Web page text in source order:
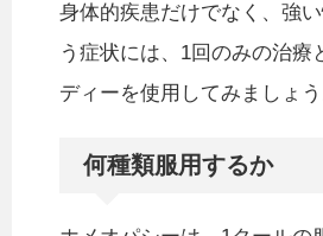
身体的疾患だけでなく、強
う症状には、1回のみの治療
ディーを使用してみましょう
何種類服用するか